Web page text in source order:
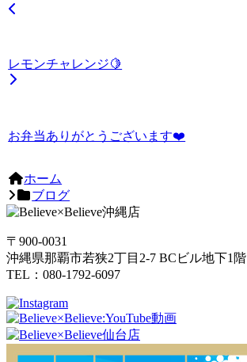
レモンチャレンジ🍋
お弁当ありがとうございます❤️
ホーム
ブログ
〒900-0031
沖縄県那覇市若狭2丁目2-7 BCビル地下1階
TEL：080-1792-6097